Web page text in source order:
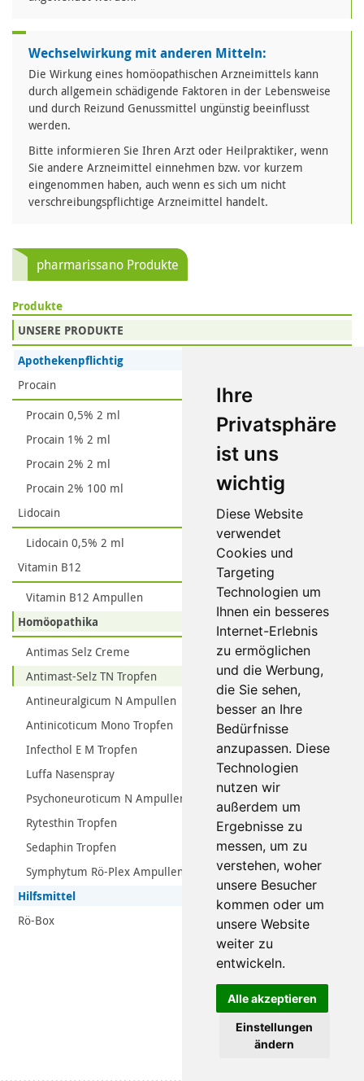
Ihre
Privatsphäre
ist uns
wichtig
Diese Website
verwendet
Cookies und
Targeting
Technologien um
Ihnen ein besseres
Internet-Erlebnis
zu ermöglichen
und die Werbung,
die Sie sehen,
besser an Ihre
Bedürfnisse
anzupassen. Diese
Technologien
nutzen wir
außerdem um
Ergebnisse zu
messen, um zu
verstehen, woher
unsere Besucher
kommen oder um
unsere Website
weiter zu
entwickeln.
Alle akzeptieren
Einstellungen
ändern
Wechselwirkung mit anderen Mitteln:
Die Wirkung eines homöopathischen Arzneimittels kann
durch allgemein schädigende Faktoren in der Lebensweise
und durch Reizund Genussmittel ungünstig beeinflusst
werden.
Bitte informieren Sie Ihren Arzt oder Heilpraktiker, wenn
Sie andere Arzneimittel einnehmen bzw. vor kurzem
eingenommen haben, auch wenn es sich um nicht
verschreibungspflichtige Arzneimittel handelt.
pharmarissano Produkte
Produkte
UNSERE PRODUKTE
Apothekenpflichtig
Procain
Procain 0,5% 2 ml
Procain 1% 2 ml
Procain 2% 2 ml
Procain 2% 100 ml
Lidocain
Lidocain 0,5% 2 ml
Vitamin B12
Vitamin B12 Ampullen
Homöopathika
Antimas Selz Creme
Antimast-Selz TN Tropfen
Antineuralgicum N Ampullen
Antinicoticum Mono Tropfen
Infecthol E M Tropfen
Luffa Nasenspray
Psychoneuroticum N Ampullen
Rytesthin Tropfen
Sedaphin Tropfen
Symphytum Rö-Plex Ampullen
Hilfsmittel
Rö-Box